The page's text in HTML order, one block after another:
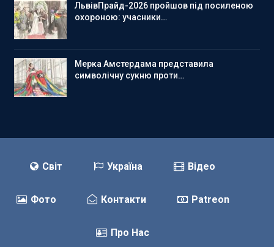
ЛьвівПрайд-2026 пройшов під посиленою
охороною: учасники…
Мерка Амстердама представила
символічну сукню проти…
Світ Україна Відео
Фото Контакти Patreon
Про Нас